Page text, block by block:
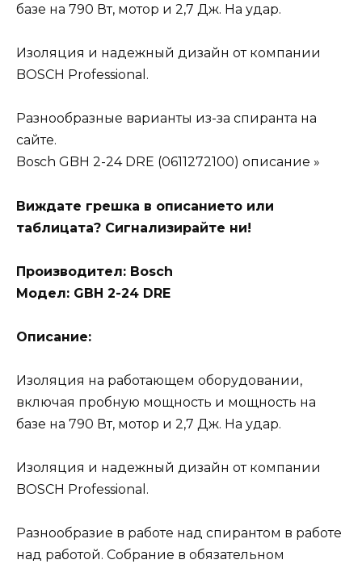
базе на 790 Вт, мотор и 2,7 Дж. На удар.
Изоляция и надежный дизайн от компании
BOSCH Professional.
Разнообразные варианты из-за спиранта на
сайте.
Bosch GBH 2-24 DRE (0611272100) описание »
Виждате грешка в описанието или
таблицата? Сигнализирайте ни!
Производител: Bosch
Модел: GBH 2-24 DRE
Описание:
Изоляция на работающем оборудовании,
включая пробную мощность и мощность на
базе на 790 Вт, мотор и 2,7 Дж. На удар.
Изоляция и надежный дизайн от компании
BOSCH Professional.
Разнообразие в работе над спирантом в работе
над работой. Собрание в обязательном